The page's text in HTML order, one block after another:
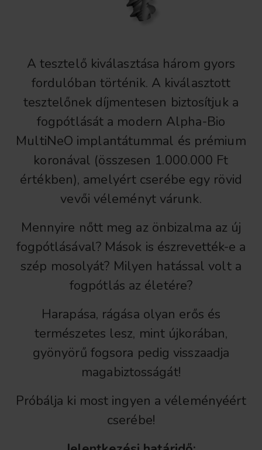
A tesztelő kiválasztása három gyors
fordulóban történik. A kiválasztott
tesztelőnek díjmentesen biztosítjuk a
fogpótlását a modern Alpha-Bio
MultiNeO implantátummal és prémium
koronával (összesen 1.000.000 Ft
értékben), amelyért cserébe egy rövid
vevői véleményt várunk.
Mennyire nőtt meg az önbizalma az új
fogpótlásával? Mások is észrevették-e a
szép mosolyát? Milyen hatással volt a
fogpótlás az életére?
Harapása, rágása olyan erős és
természetes lesz, mint újkorában,
gyönyörű fogsora pedig visszaadja
magabiztosságát!
Próbálja ki most ingyen a véleményéért
cserébe!